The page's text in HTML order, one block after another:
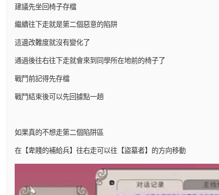
建議先坐回椅子存檔
繼續往下走就是第二個惡意的陷阱
這邊改難度就沒有變化了
通過後往右往下走就會來到同學所在地前的椅子了
戰鬥前記得先存檔
戰鬥結束後可以先回據點一趟
如果真的不想走第二個陷阱區
在【卑賤的補給兵】往右走可以往【盜墓者】的方向移動